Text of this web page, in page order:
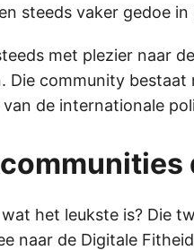
steeds vaker gedoe
met plezier naar de
Die community
de internationale
het leukste is? Die
naar de Digitale